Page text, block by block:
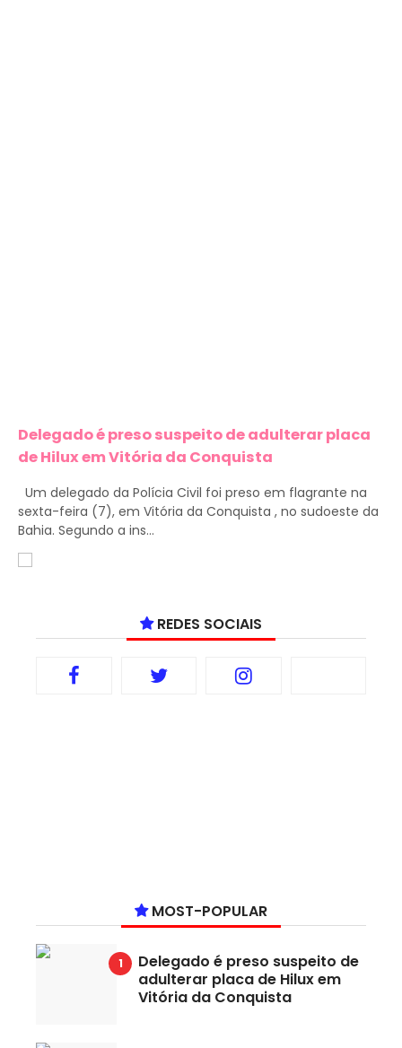
Delegado é preso suspeito de adulterar placa
de Hilux em Vitória da Conquista
Um delegado da Polícia Civil foi preso em flagrante na
sexta-feira (7), em Vitória da Conquista , no sudoeste da
Bahia. Segundo a ins...
REDES SOCIAIS
MOST-POPULAR
Delegado é preso suspeito de
adulterar placa de Hilux em
Vitória da Conquista